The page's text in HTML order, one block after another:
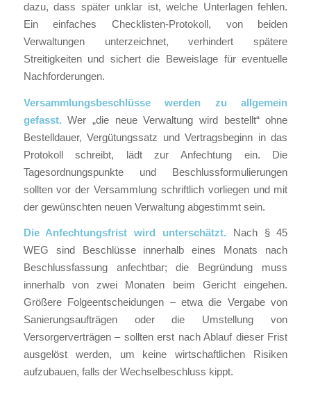
dazu, dass später unklar ist, welche Unterlagen fehlen.
Ein einfaches Checklisten-Protokoll, von beiden
Verwaltungen unterzeichnet, verhindert spätere
Streitigkeiten und sichert die Beweislage für eventuelle
Nachforderungen.
Versammlungsbeschlüsse werden zu allgemein
gefasst. Wer „die neue Verwaltung wird bestellt“ ohne
Bestelldauer, Vergütungssatz und Vertragsbeginn in das
Protokoll schreibt, lädt zur Anfechtung ein. Die
Tagesordnungspunkte und Beschlussformulierungen
sollten vor der Versammlung schriftlich vorliegen und mit
der gewünschten neuen Verwaltung abgestimmt sein.
Die Anfechtungsfrist wird unterschätzt. Nach § 45
WEG sind Beschlüsse innerhalb eines Monats nach
Beschlussfassung anfechtbar; die Begründung muss
innerhalb von zwei Monaten beim Gericht eingehen.
Größere Folgeentscheidungen – etwa die Vergabe von
Sanierungsaufträgen oder die Umstellung von
Versorgerverträgen – sollten erst nach Ablauf dieser Frist
ausgelöst werden, um keine wirtschaftlichen Risiken
aufzubauen, falls der Wechselbeschluss kippt.